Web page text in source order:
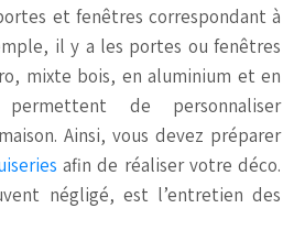
et fenêtres correspondant à
il y a les portes ou fenêtres
mixte bois, en aluminium et en
de personnaliser
Ainsi, vous devez préparer
afin de réaliser votre déco.
négligé, est l’entretien des